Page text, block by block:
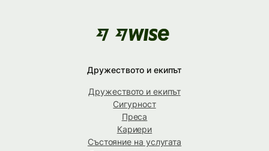
Дружеството и екипът
Дружеството и екипът
Сигурност
Преса
Кариери
Състояние на услугата